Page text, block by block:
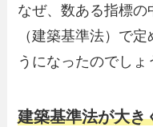
なぜ、数ある指標
（建築基準法）で
うになったのでしょ
建築基準法が大き